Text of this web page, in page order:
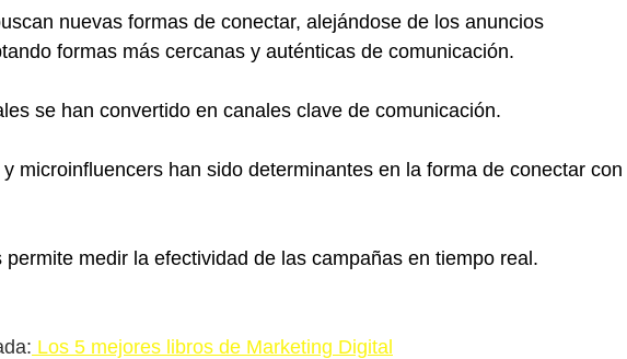
nuevas formas de conectar, alejándose de los anuncios
formas más cercanas y auténticas de comunicación.
se han convertido en canales clave de comunicación.
microinfluencers han sido determinantes en la forma de conectar con
permite medir la efectividad de las campañas en tiempo real.
Los 5 mejores libros de Marketing Digital